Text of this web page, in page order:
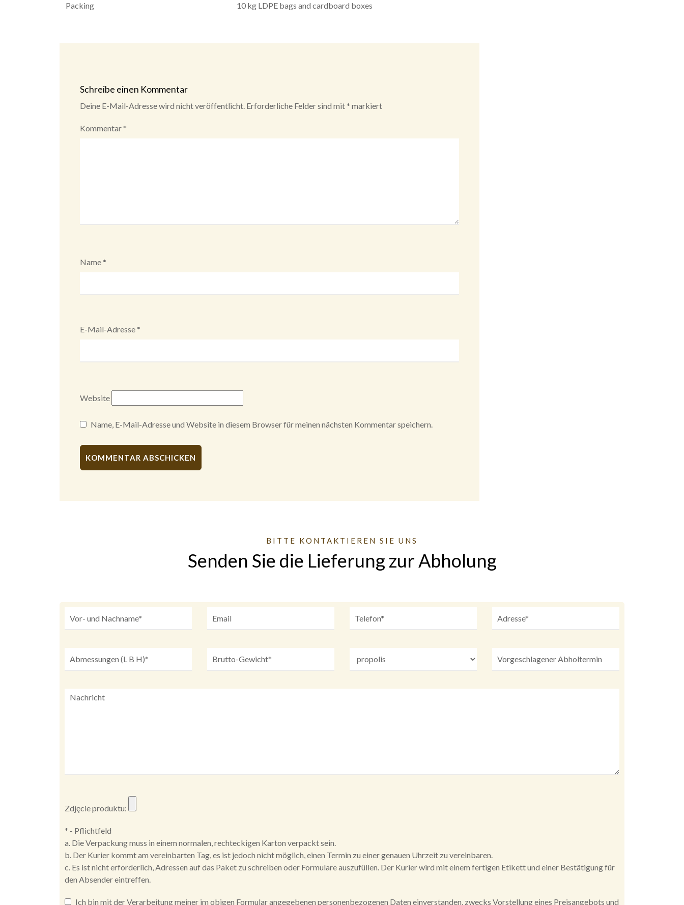
Packing 10 kg LDPE bags and cardboard boxes
Schreibe einen Kommentar
Deine E-Mail-Adresse wird nicht veröffentlicht. Erforderliche Felder sind mit* markiert
Kommentar*
Name*
E-Mail-Adresse*
Website
Name, E-Mail-Adresse und Website in diesem Browser für meinen nächsten Kommentar speichern.
BITTE KONTAKTIEREN SIE UNS
Senden Sie die Lieferung zur Abholung
Zdjęcie produktu:
* - Pflichtfeld
a. Die Verpackung muss in einem normalen, rechteckigen Karton verpackt sein.
b. Der Kurier kommt am vereinbarten Tag, es ist jedoch nicht möglich, einen Termin zu einer genauen Uhrzeit zu vereinbaren.
c. Es ist nicht erforderlich, Adressen auf das Paket zu schreiben oder Formulare auszufüllen. Der Kurier wird mit einem fertigen Etikett und einer Bestätigung für
den Absender eintreffen.
Ich bin mit der Verarbeitung meiner im obigen Formular angegebenen personenbezogenen Daten einverstanden, zwecks Vorstellung eines Preisangebots und